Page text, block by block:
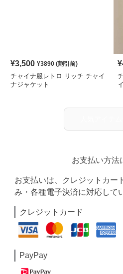
¥3,500 ¥3890(割引前)
チャイナ服レトロ リッチ チャイ
ナジャケット
¥
お支払い方法
お支払いは、クレジットカー
み・各種電子決済に対応して
クレジットカード
PayPay